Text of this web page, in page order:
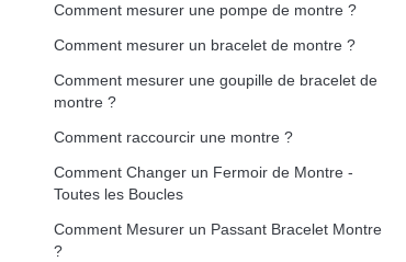
Comment mesurer une pompe de montre ?
Comment mesurer un bracelet de montre ?
Comment mesurer une goupille de bracelet de
montre ?
Comment raccourcir une montre ?
Comment Changer un Fermoir de Montre -
Toutes les Boucles
Comment Mesurer un Passant Bracelet Montre
?